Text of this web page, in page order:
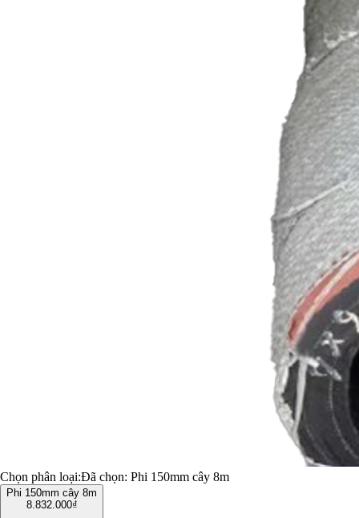
Chọn phân loại:Đã chọn: Phi 150mm cây 8m
Phi 150mm cây 8m
8.832.000₫